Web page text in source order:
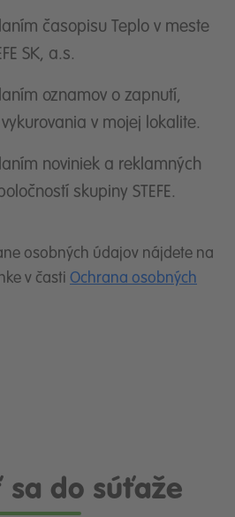
časopisu Teplo v meste
SK, a.s.
oznamov o zapnutí,
v mojej lokalite.
noviniek a reklamných
skupiny STEFE.
osobných údajov nájdete na
v časti Ochrana osobných
sa do súťaže